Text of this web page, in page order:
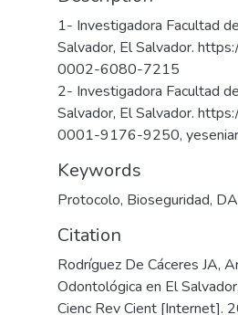
1- Investigadora Facultad
Salvador, El Salvador.
0002-6080-7215
2- Investigadora Facultad
Salvador, El Salvador.
0001-9176-9250,
Keywords
Protocolo, Bioseguridad,
Citation
Rodríguez De Cáceres JA,
Odontológica en El
Cienc Rev Cient [Internet].